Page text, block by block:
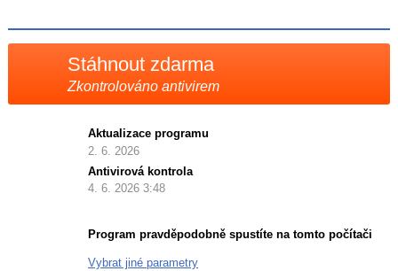
Stáhnout zdarma
Zkontrolováno antivirem
Aktualizace programu
2. 6. 2026
Antivirová kontrola
4. 6. 2026 3:48
Program pravděpodobně spustíte na tomto počítači
Vybrat jiné parametry